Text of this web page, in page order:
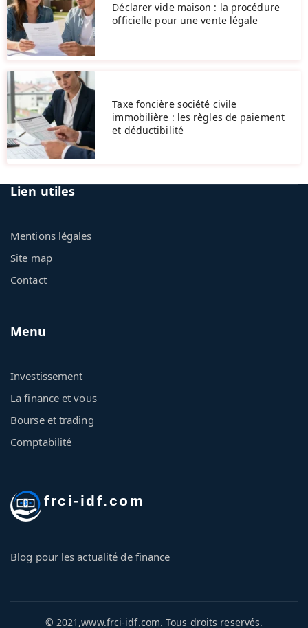
Déclarer vide maison : la procédure
officielle pour une vente légale
Taxe foncière société civile
immobilière : les règles de paiement
et déductibilité
Lien utiles
Mentions légales
Site map
Contact
Menu
Investissement
La finance et vous
Bourse et trading
Comptabilité
frci-idf.com
Blog pour les actualité de finance
© 2021,www.frci-idf.com. Tous droits reservés.